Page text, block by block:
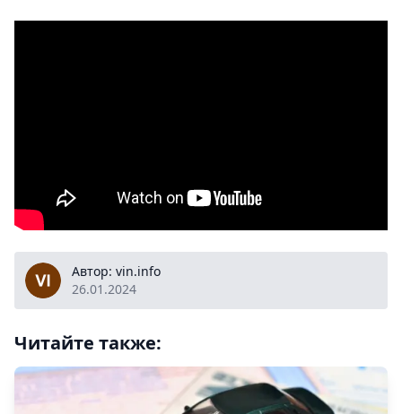
vin.infoАвтор: vin.info
26.01.2024
Читайте также: